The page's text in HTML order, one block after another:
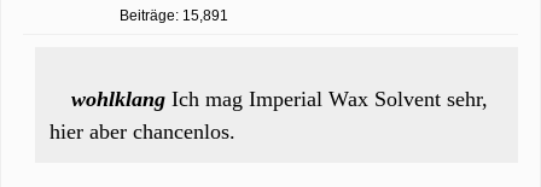
Beiträge: 15,891
wohlklang Ich mag Imperial Wax Solvent sehr,
hier aber chancenlos.